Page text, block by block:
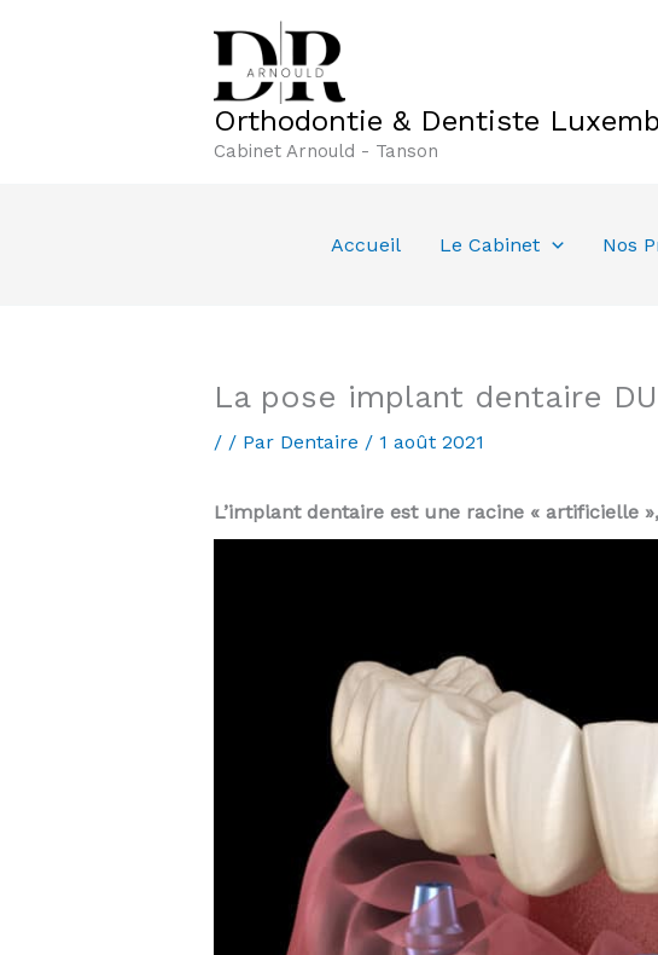
Orthodontie & Dentiste
Cabinet Arnould - Tanson
Accueil Le Cabinet Nos
La pose implant dentaire
/ / Par Dentaire / 1 août 2021
L’implant dentaire est une racine « artificielle »,